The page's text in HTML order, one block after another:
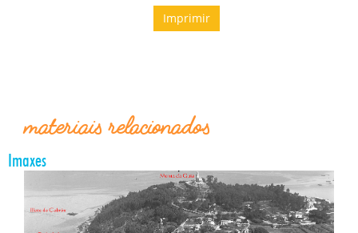
Imprimir
materiais relacionados
Imaxes